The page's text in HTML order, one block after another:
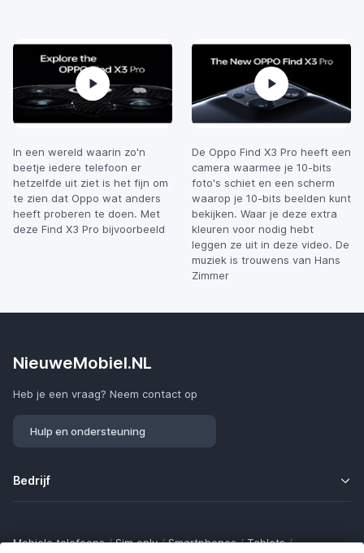
In een wereld waarin zo'n
beetje iedere telefoon er
hetzelfde uit ziet is het fijn om
te zien dat Oppo wat anders
heeft proberen te doen. Met
deze Find X3 Pro bijvoorbeeld
De Oppo Find X3 Pro heeft een
camera waarmee je 10-bits
foto's schiet en een scherm
waarop je 10-bits beelden kunt
bekijken. Waar je deze extra
kleuren voor nodig hebt
leggen ze uit in deze video. De
muziek is trouwens van Hans
Zimmer
NieuweMobiel.NL
Heb je een vraag? Neem contact op
Hulp en ondersteuning
Bedrijf
Mobiele telefoons / Sim only / Smartphones / Tablets /